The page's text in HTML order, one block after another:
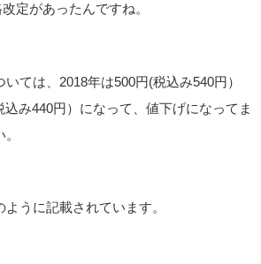
定があったんですね。
ては、2018年は500円(税込み540円）
み440円）になって、値下げになってま
うに記載されています。